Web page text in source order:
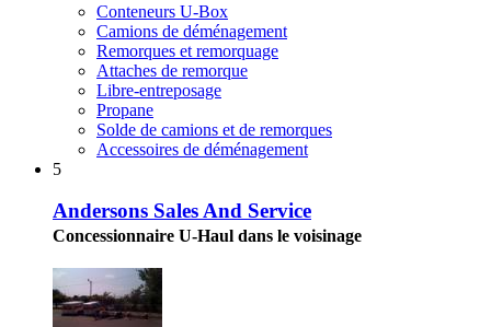
Conteneurs U-Box
Camions de déménagement
Remorques et remorquage
Attaches de remorque
Libre-entreposage
Propane
Solde de camions et de remorques
Accessoires de déménagement
5
Andersons Sales And Service
Concessionnaire U-Haul dans le voisinage